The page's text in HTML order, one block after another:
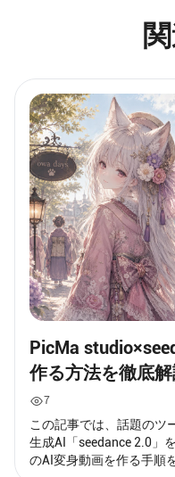
PicMa
作る方法を徹底解
7
この記事では、話題のツ
生成AI「seedance 2.0」
のAI変身動画を作る手順